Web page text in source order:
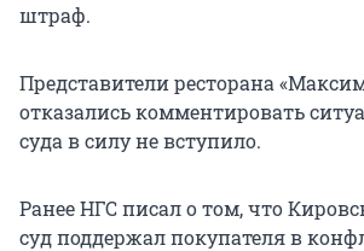
штраф.
Представители ресторана
отказались комментировать
суда в силу не вступило.
Ранее НГС писал о том, что
суд поддержал покупателя в